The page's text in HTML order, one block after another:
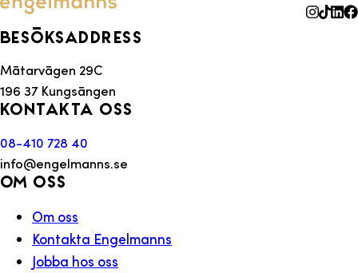
Besöksaddress
Mätarvägen 29C
196 37 Kungsängen
Kontakta oss
08-410 728 40
info@engelmanns.se
Om oss
Om oss
Kontakta Engelmanns
Jobba hos oss